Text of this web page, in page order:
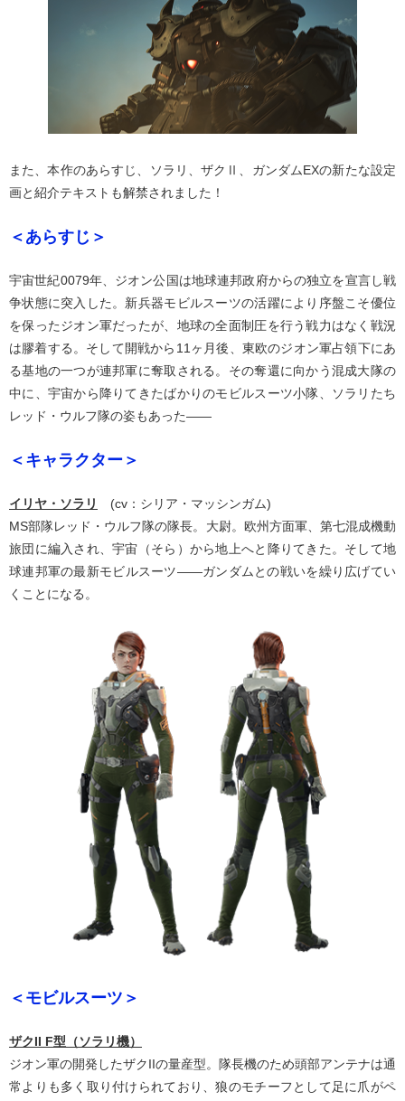
また、本作のあらすじ、ソラリ、ザクⅡ、ガンダムEXの新たな設定
画と紹介テキストも解禁されました！
＜あらすじ＞
宇宙世紀0079年、ジオン公国は地球連邦政府からの独立を宣言し戦
争状態に突入した。新兵器モビルスーツの活躍により序盤こそ優位
を保ったジオン軍だったが、地球の全面制圧を行う戦力はなく戦況
は膠着する。そして開戦から11ヶ月後、東欧のジオン軍占領下にあ
る基地の一つが連邦軍に奪取される。その奪還に向かう混成大隊の
中に、宇宙から降りてきたばかりのモビルスーツ小隊、ソラリたち
レッド・ウルフ隊の姿もあった――
＜キャラクター＞
イリヤ・ソラリ
(cv：シリア・マッシンガム)
MS部隊レッド・ウルフ隊の隊長。大尉。欧州方面軍、第七混成機動
旅団に編入され、宇宙（そら）から地上へと降りてきた。そして地
球連邦軍の最新モビルスーツ――ガンダムとの戦いを繰り広げてい
くことになる。
＜モビルスーツ＞
ザクII F型（ソラリ機）
ジオン軍の開発したザクIIの量産型。隊長機のため頭部アンテナは通
常よりも多く取り付けられており、狼のモチーフとして足に爪がペ